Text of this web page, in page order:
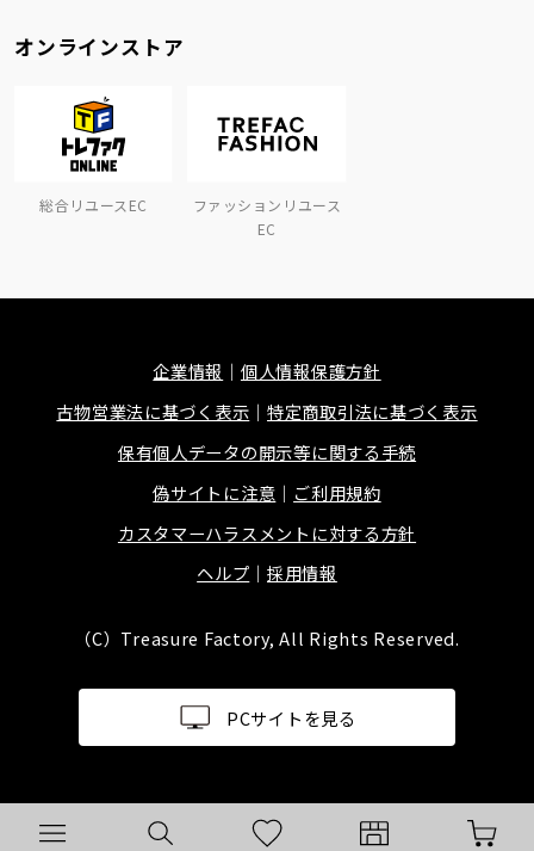
オンラインストア
総合リユースEC
ファッションリユース
EC
企業情報
個人情報保護方針
古物営業法に基づく表示
特定商取引法に基づく表示
保有個人データの開示等に関する手続
偽サイトに注意
ご利用規約
カスタマーハラスメントに対する方針
ヘルプ
採用情報
（C）Treasure Factory, All Rights Reserved.
PCサイトを見る